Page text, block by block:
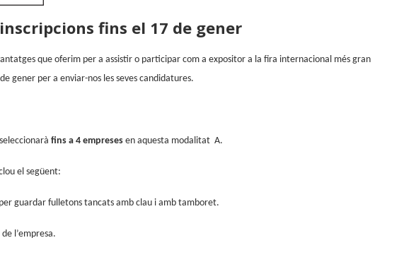
fins el 17 de gener
que oferim per a assistir o participar com a expositor a la fira internacional més gran
gener per a enviar-nos les seves candidatures.
fins a 4 empreses en aquesta modalitat A.
el següent:
guardar fulletons tancats amb clau i amb tamboret.
l’empresa.